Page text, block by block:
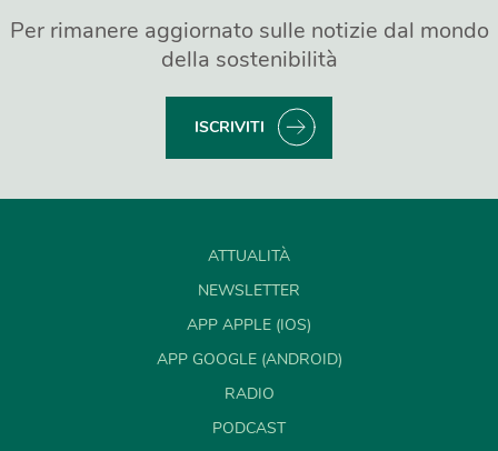
Per rimanere aggiornato sulle notizie dal mondo
della sostenibilità
ISCRIVITI
ATTUALITÀ
NEWSLETTER
APP APPLE (IOS)
APP GOOGLE (ANDROID)
RADIO
PODCAST